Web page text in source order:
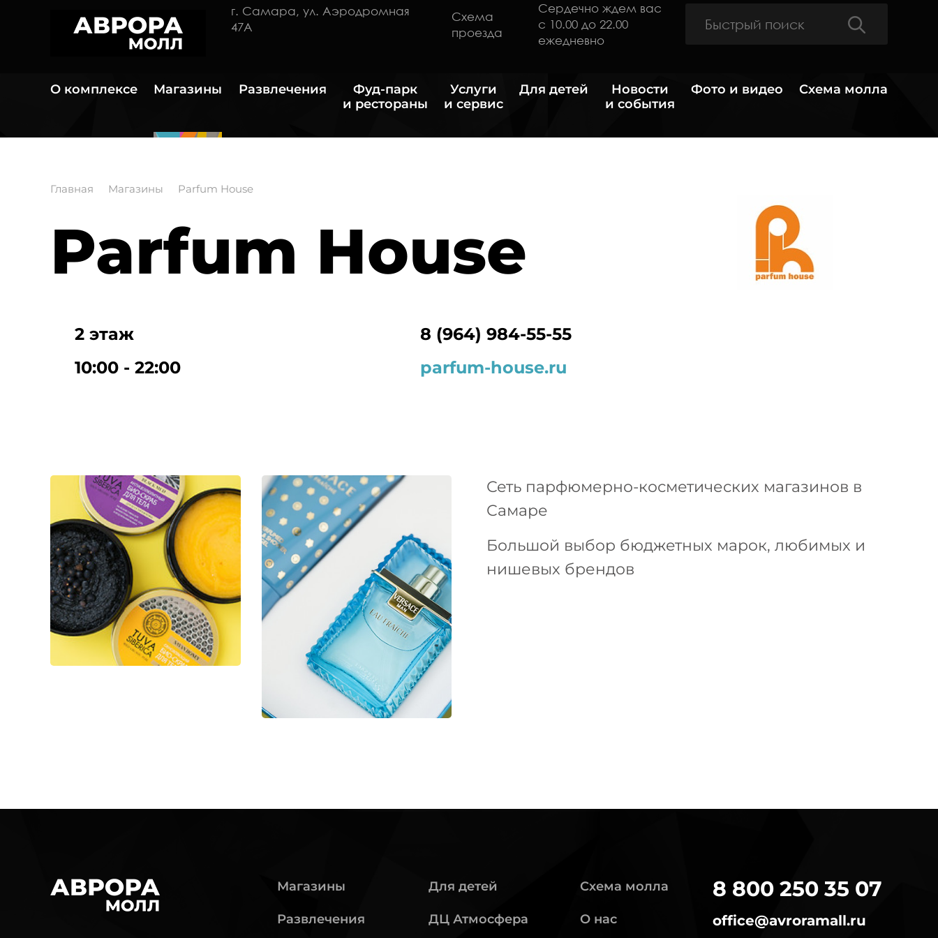
г. Самара, ул. Аэродромная
47А
Схема
проезда
Сердечно ждем вас
с 10.00 до 22.00
ежедневно
О комплексе Магазины Развлечения
Фуд-парк
и рестораны
Услуги
и сервис
Для детей
Новости
и события
Фото и видео Схема молла
Главная Магазины Parfum House
Parfum House
2 этаж
8 (964) 984-55-55
10:00 - 22:00
parfum-house.ru
Сеть парфюмерно-косметических магазинов в
Самаре
Большой выбор бюджетных марок, любимых и
нишевых брендов
Магазины
Развлечения
Для детей
ДЦ Атмосфера
Схема молла
О нас
8 800 250 35 07
office@avroramall.ru